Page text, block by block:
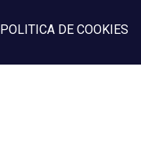
POLITICA DE COOKIES